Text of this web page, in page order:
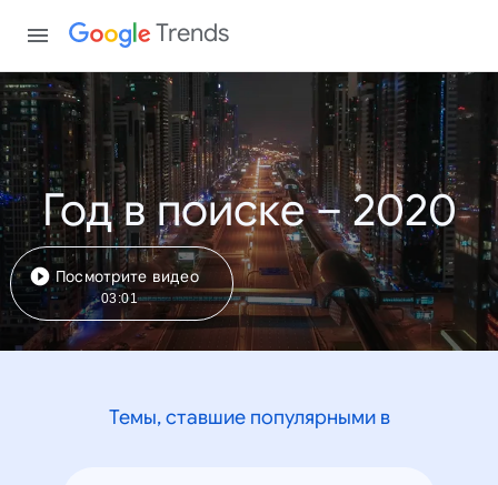
Trends
Год в поиске – 2020
Посмотрите видео
03:01
Темы, ставшие популярными в